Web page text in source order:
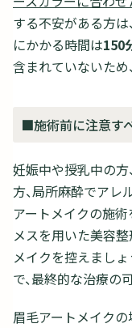
する不安がある方は
にかかる時間は150
含まれていないため
■施術前に注意す
妊娠中や授乳中の方
方、局所麻酔でアレ
アートメイクの施術
メスを用いた美容
メイクを控えまし
で、最終的な治療の
眉毛アートメイク